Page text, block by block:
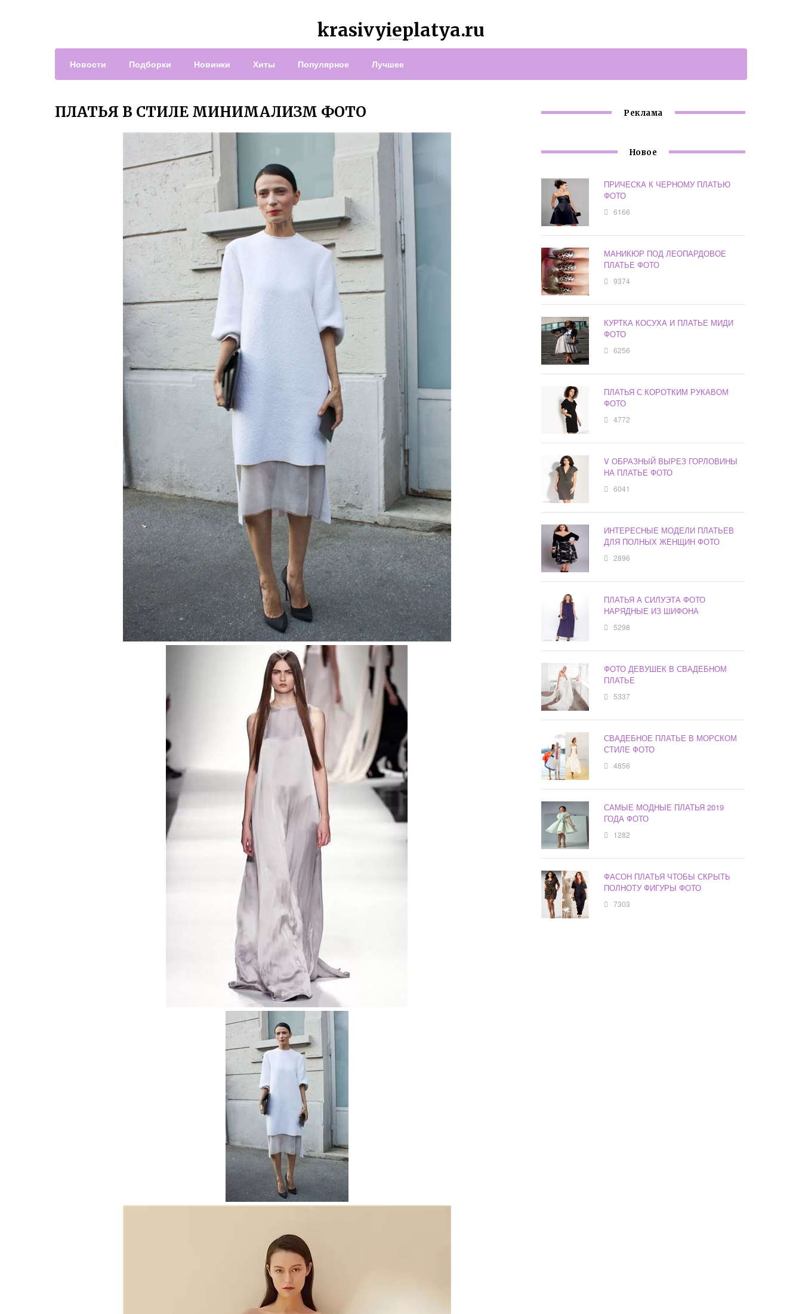
krasivyieplatya.ru
Новости Подборки Новинки Хиты Популярное Лучшее
ПЛАТЬЯ В СТИЛЕ МИНИМАЛИЗМ ФОТО Реклама
Новое
ПРИЧЕСКА К ЧЕРНОМУ ПЛАТЬЮ
ФОТО
6166
МАНИКЮР ПОД ЛЕОПАРДОВОЕ
ПЛАТЬЕ ФОТО
9374
КУРТКА КОСУХА И ПЛАТЬЕ МИДИ
ФОТО
6256
ПЛАТЬЯ С КОРОТКИМ РУКАВОМ
ФОТО
4772
V ОБРАЗНЫЙ ВЫРЕЗ ГОРЛОВИНЫ
НА ПЛАТЬЕ ФОТО
6041
ИНТЕРЕСНЫЕ МОДЕЛИ ПЛАТЬЕВ
ДЛЯ ПОЛНЫХ ЖЕНЩИН ФОТО
2896
ПЛАТЬЯ А СИЛУЭТА ФОТО
НАРЯДНЫЕ ИЗ ШИФОНА
5298
ФОТО ДЕВУШЕК В СВАДЕБНОМ
ПЛАТЬЕ
5337
СВАДЕБНОЕ ПЛАТЬЕ В МОРСКОМ
СТИЛЕ ФОТО
4856
САМЫЕ МОДНЫЕ ПЛАТЬЯ 2019
ГОДА ФОТО
1282
ФАСОН ПЛАТЬЯ ЧТОБЫ СКРЫТЬ
ПОЛНОТУ ФИГУРЫ ФОТО
7303